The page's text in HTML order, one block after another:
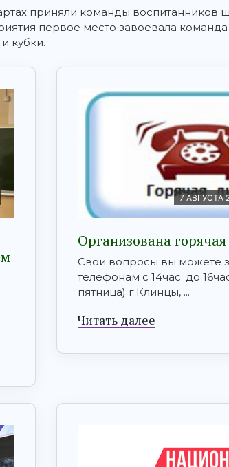
приняли команды воспитанников
первое место завоевала
кубки.
7 АВГУСТА
Организована
Свои вопросы вы можете
телефонам с 14час. до
пятница) г.Клинцы, ...
Читать далее